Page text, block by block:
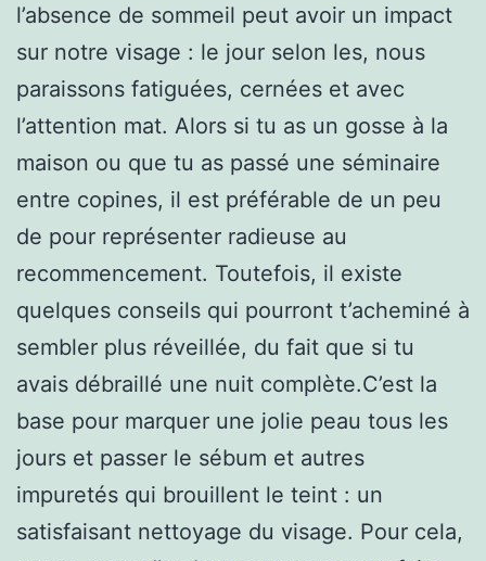
l’absence de sommeil peut avoir un impact
sur notre visage : le jour selon les, nous
paraissons fatiguées, cernées et avec
l’attention mat. Alors si tu as un gosse à la
maison ou que tu as passé une séminaire
entre copines, il est préférable de un peu
de pour représenter radieuse au
recommencement. Toutefois, il existe
quelques conseils qui pourront t’acheminé à
sembler plus réveillée, du fait que si tu
avais débraillé une nuit complète.C’est la
base pour marquer une jolie peau tous les
jours et passer le sébum et autres
impuretés qui brouillent le teint : un
satisfaisant nettoyage du visage. Pour cela,